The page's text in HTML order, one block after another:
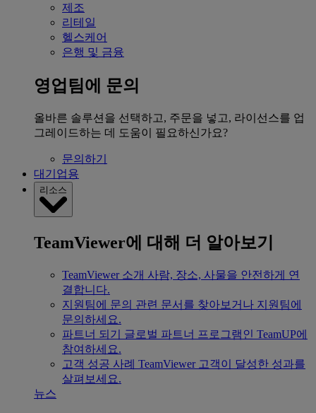
제조
리테일
헬스케어
은행 및 금융
영업팀에 문의
올바른 솔루션을 선택하고, 주문을 넣고, 라이선스를 업
그레이드하는 데 도움이 필요하신가요?
문의하기
대기업용
리소스
TeamViewer에 대해 더 알아보기
TeamViewer 소개 사람, 장소, 사물을 안전하게 연
결합니다.
지원팀에 문의 관련 문서를 찾아보거나 지원팀에
문의하세요.
파트너 되기
글로벌 파트너 프로그램인 TeamUP에
참여하세요.
고객 성공 사례 TeamViewer 고객이 달성한 성과를
살펴보세요.
뉴스